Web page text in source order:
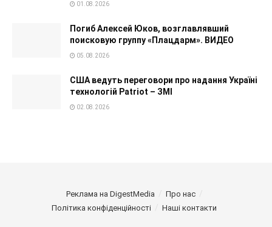
01.08.2026
Погиб Алексей Юков, возглавлявший
поисковую группу «Плацдарм». ВИДЕО
05.08.2026
США ведуть переговори про надання Україні
технологій Patriot – ЗМІ
02.08.2026
Реклама на DigestMedia
Про нас
Політика конфіденційності
Наші контакти